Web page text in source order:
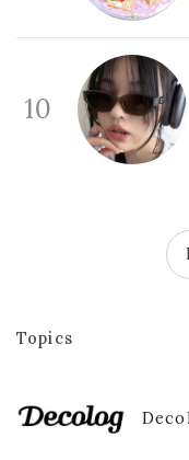
10
Topics